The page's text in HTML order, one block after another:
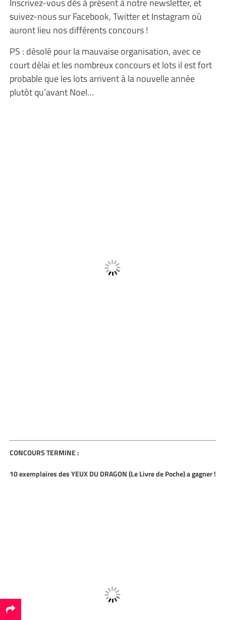
suivez-nous sur Facebook, Twitter et Instagram où
auront lieu nos différents concours !
PS : désolé pour la mauvaise organisation, avec ce
court délai et les nombreux concours et lots il est fort
probable que les lots arrivent à la nouvelle année
plutôt qu’avant Noel…
CONCOURS TERMINE :
10exemplaires des YEUX DU DRAGON (Le Livre de Poche) a gagner !